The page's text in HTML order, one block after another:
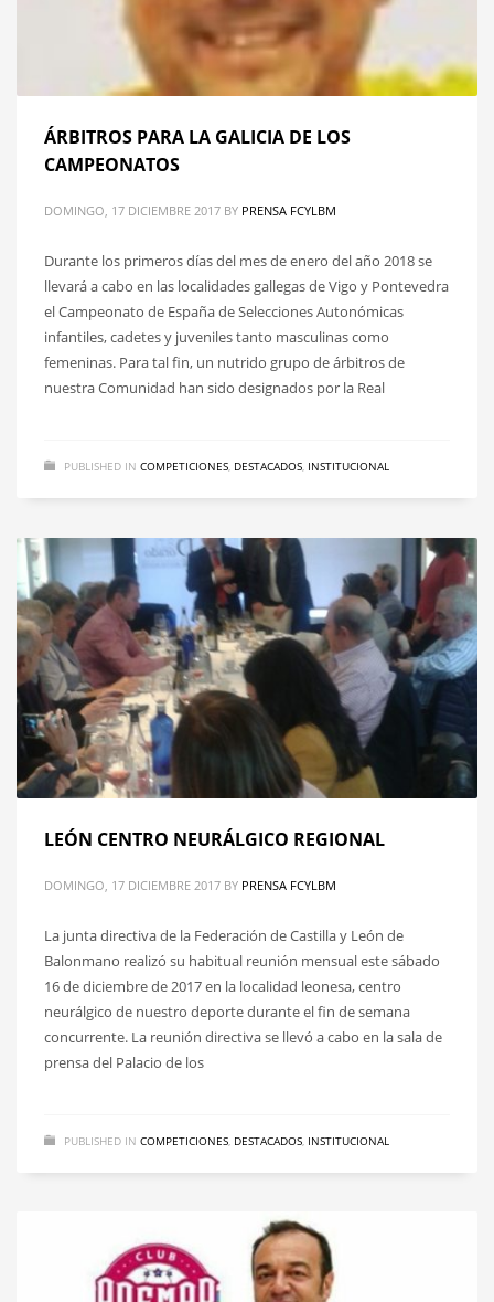
ÁRBITROS PARA LA GALICIA DE LOS
CAMPEONATOS
DOMINGO, 17 DICIEMBRE 2017 BY PRENSA FCYLBM
Durante los primeros días del mes de enero del año 2018 se
llevará a cabo en las localidades gallegas de Vigo y Pontevedra
el Campeonato de España de Selecciones Autonómicas
infantiles, cadetes y juveniles tanto masculinas como
femeninas. Para tal fin, un nutrido grupo de árbitros de
nuestra Comunidad han sido designados por la Real
PUBLISHED IN COMPETICIONES DESTACADOS INSTITUCIONAL
LEÓN CENTRO NEURÁLGICO REGIONAL
DOMINGO, 17 DICIEMBRE 2017 BY PRENSA FCYLBM
La junta directiva de la Federación de Castilla y León de
Balonmano realizó su habitual reunión mensual este sábado
16 de diciembre de 2017 en la localidad leonesa, centro
neurálgico de nuestro deporte durante el fin de semana
concurrente. La reunión directiva se llevó a cabo en la sala de
prensa del Palacio de los
PUBLISHED IN COMPETICIONES DESTACADOS INSTITUCIONAL